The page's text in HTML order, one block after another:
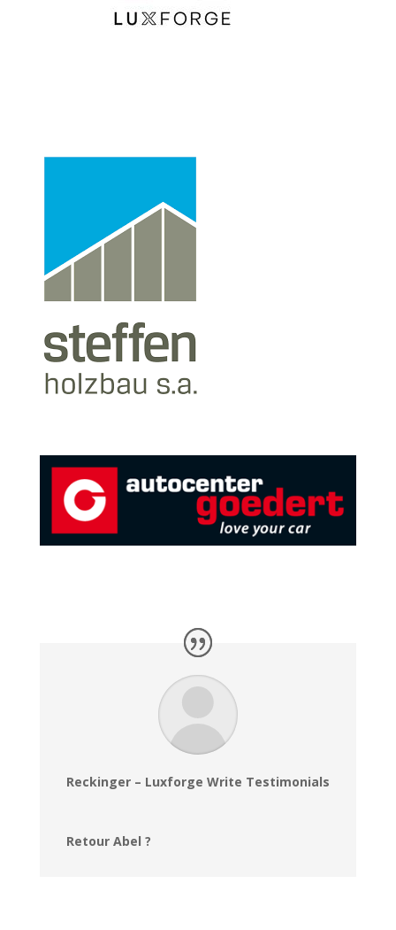
Reckinger – Luxforge Write Testimonials
Retour Abel ?